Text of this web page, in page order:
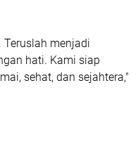
Teruslah menjadi
hati. Kami siap
sehat, dan sejahtera,"